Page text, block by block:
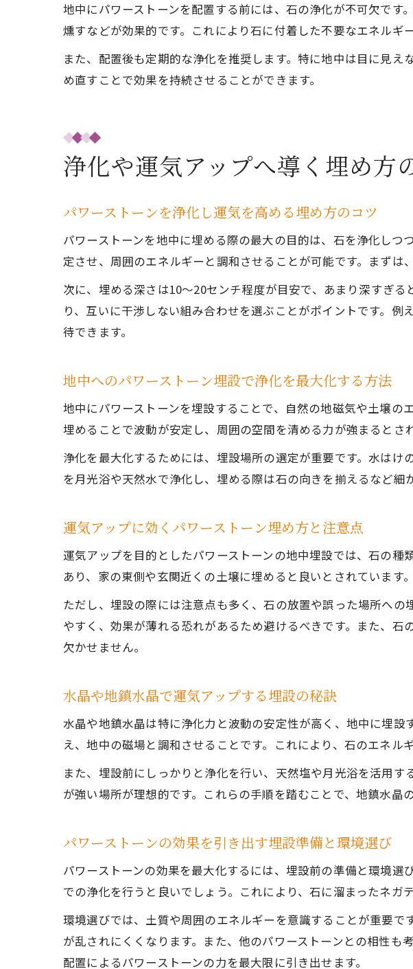
地鎮水晶や翡
地中にパワーストーンを配置する前には、石の浄化が不可欠で
燻すなどが効果的です。これにより石に付着した不要なエネルギ
また、配置後も定期的な浄化を推奨します。特に地中は目に見
め直すことで効果を持続させることができます。
浄化や運気アップへ導く埋め方
パワーストーンを浄化し運気を高める埋め方のコツ
パワーストーンを地中に埋める際の最大の目的は、石を浄化し
定させ、周囲のエネルギーと調和させることが可能です。まずは
次に、埋める深さは10〜20センチ程度が目安で、あまり深すぎ
り、互いに干渉しない組み合わせを選ぶことがポイントです。
待できます。
地中へのパワーストーン埋設で浄化を最大化する方法
地中にパワーストーンを埋設することで、自然の地磁気や土壌
埋めることで波動が安定し、周囲の空間を清める力が強まるとさ
浄化を最大化するためには、埋設場所の選定が重要です。水は
を月光浴や天然水で浄化し、埋める際は石の向きを揃えるなど細
運気アップに効くパワーストーン埋め方と注意点
運気アップを目的としたパワーストーンの地中埋設では、石の
あり、家の東側や玄関近くの土壌に埋めると良いとされています。
ただし、埋設の際には注意点も多く、石の放置や誤った場所へ
やすく、効果が薄れる恐れがあるため避けるべきです。また、
欠かせません。
水晶や地鎮水晶で運気アップする埋設の秘訣
水晶や地鎮水晶は特に浄化力と波動の安定性が高く、地中に埋
え、地中の磁場と調和させることです。これにより、石のエネル
また、埋設前にしっかりと浄化を行い、天然塩や月光浴を活用
が強い場所が理想的です。これらの手順を踏むことで、地鎮水晶
パワーストーンの効果を引き出す埋設準備と環境選び
パワーストーンの効果を最大化するには、埋設前の準備と環境
での浄化を行うと良いでしょう。これにより、石に溜まったネガ
環境選びでは、土質や周囲のエネルギーを意識することが重要
が乱されにくくなります。また、他のパワーストーンとの相性
配置によるパワーストーンの力を最大限に引き出せます。